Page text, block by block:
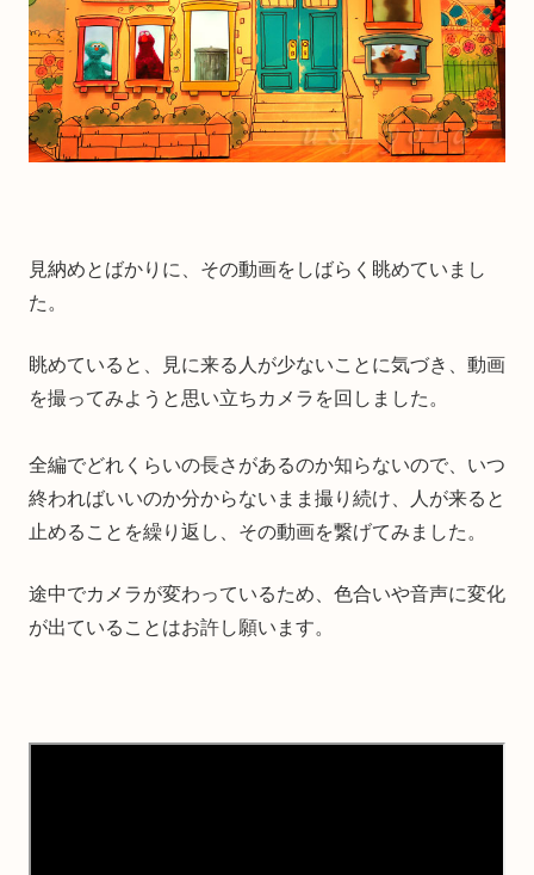
見納めとばかりに、その動画をしばらく眺めていまし
た。
眺めていると、見に来る人が少ないことに気づき、動画
を撮ってみようと思い立ちカメラを回しました。
全編でどれくらいの長さがあるのか知らないので、いつ
終わればいいのか分からないまま撮り続け、人が来ると
止めることを繰り返し、その動画を繋げてみました。
途中でカメラが変わっているため、色合いや音声に変化
が出ていることはお許し願います。